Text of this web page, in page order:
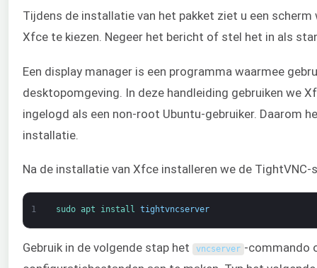
Tijdens de installatie van het pakket ziet u een
Xfce te kiezen. Negeer het bericht of stel het in als
Een display manager is een programma waarmee
desktopomgeving. In deze handleiding gebruiken we
ingelogd als een non-root Ubuntu-gebruiker. Daarom
installatie.
Na de installatie van Xfce installeren we de TightVNC-
1 sudo apt install tightvncserver
Gebruik in de volgende stap het vncserver -commando